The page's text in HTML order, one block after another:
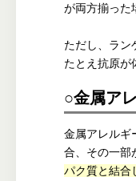
が両方揃った
ただし、ラン
たとえ抗原が
○金属ア
金属アレルギ
合、その一部
パク質と結合